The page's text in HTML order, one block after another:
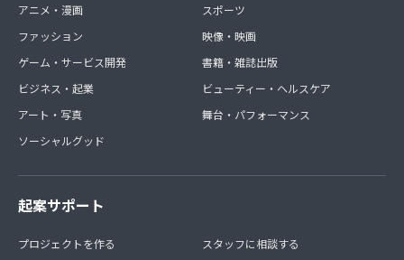
アニメ・漫画
ファッション
ゲーム・サービス開発
ビジネス・起業
アート・写真
ソーシャルグッド
スポーツ
映像・映画
書籍・雑誌出版
ビューティー・ヘルスケア
舞台・パフォーマンス
起案サポート
プロジェクトを作る
スタッフに相談する